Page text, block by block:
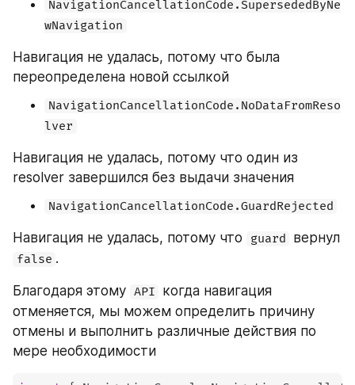
NavigationCancellationCode.SupersededByNe
wNavigation
Навигация не удалась, потому что была
переопределена новой ссылкой
NavigationCancellationCode.NoDataFromReso
lver
Навигация не удалась, потому что один из
resolver завершился без выдачи значения
NavigationCancellationCode.GuardRejected
Навигация не удалась, потому что guard
false .
Благодаря этому API когда навигация
отменяется, мы можем определить причину
отмены и выполнить различные действия по
мере необходимости